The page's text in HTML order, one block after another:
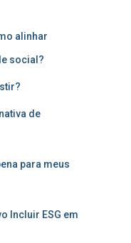
alinhar
social?
de
para meus
Incluir ESG em